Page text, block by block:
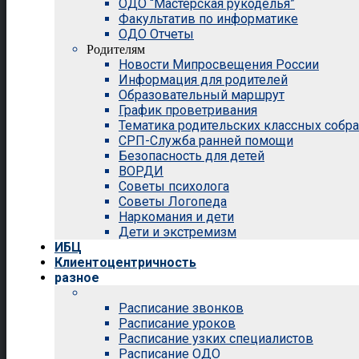
ОДО “Мастерская рукоделья”
Факультатив по информатике
ОДО Отчеты
Родителям
Новости Мипросвещения России
Информация для родителей
Образовательный маршрут
График проветривания
Тематика родительских классных
СРП-Служба ранней помощи
Безопасность для детей
ВОРДИ
Советы психолога
Советы Логопеда
Наркомания и дети
Дети и экстремизм
ИБЦ
Клиентоцентричность
разное
Расписание звонков
Расписание уроков
Расписание узких специалистов
Расписание ОДО